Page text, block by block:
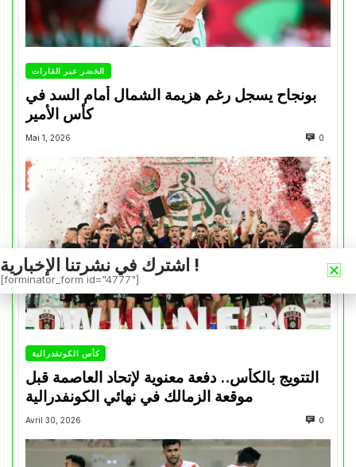
الخضر عبر القارات
بونجاح يسجل رغم هزيمة الشمال أمام السد في
كأس الأمير
Mai 1, 2026 0
كأس الكونفدرالية
التتويج بالكأس.. دفعة معنوية لإتحاد العاصمة قبل
موقعة الزمالك في نهائي الكونفدرالية
Avril 30, 2026 0
اشترك في نشرتنا الإخبارية !
[forminator_form id="4777"]